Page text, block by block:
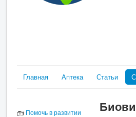
Главная Аптека Статьи
Помочь в развитии